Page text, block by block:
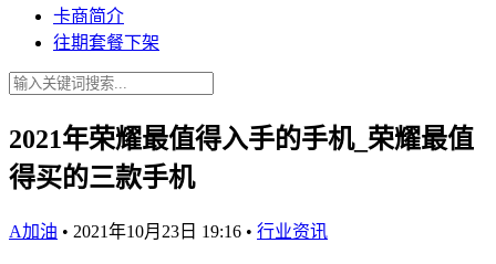
卡商简介
往期套餐下架
2021年荣耀最值得入手的手机_荣耀最值
得买的三款手机
A加油 • 2021年10月23日 19:16 • 行业资讯